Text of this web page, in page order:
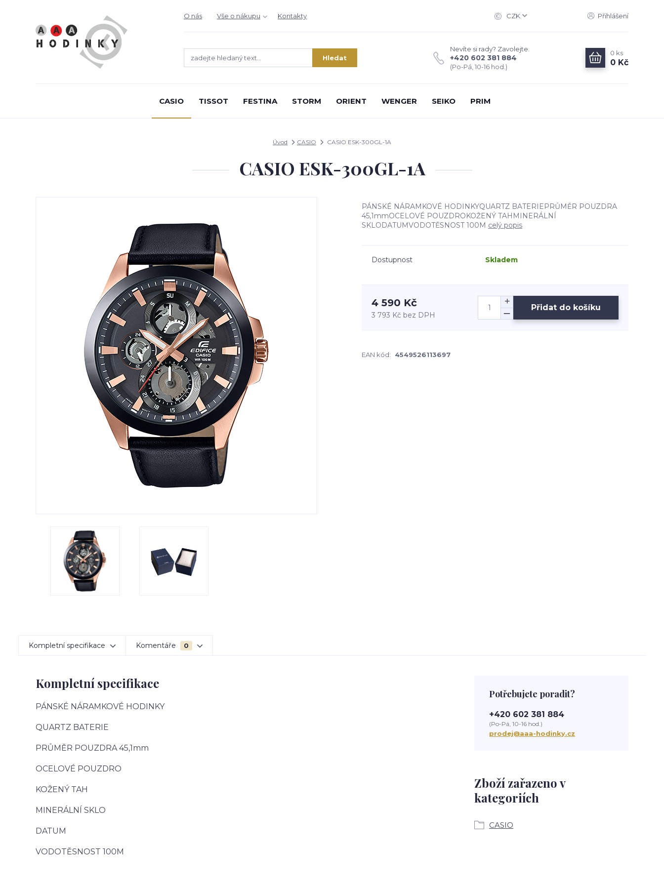
O nás Vše o nákupu Kontakty CZK Přihlášení
Hledat
Nevíte si rady? Zavolejte.
+420 602 381 884
(Po-Pá, 10-16 hod.)
0 ks
0 Kč
CASIO TISSOT FESTINA STORM ORIENT WENGER SEIKO PRIM
Úvod CASIO CASIO ESK-300GL-1A
CASIO ESK-300GL-1A
PÁNSKÉ NÁRAMKOVÉ HODINKYQUARTZ BATERIEPRŮMĚR POUZDRA
45,1mmOCELOVÉ POUZDROKOŽENÝ TAHMINERÁLNÍ
SKLODATUMVODOTĚSNOST 100M celý popis
Dostupnost Skladem
4 590 Kč
3 793 Kč bez DPH
Přidat do košíku
EAN kód: 4549526113697
Kompletní specifikace Komentáře 0
Kompletní specifikace
PÁNSKÉ NÁRAMKOVÉ HODINKY
QUARTZ BATERIE
PRŮMĚR POUZDRA 45,1mm
OCELOVÉ POUZDRO
KOŽENÝ TAH
MINERÁLNÍ SKLO
DATUM
VODOTĚSNOST 100M
Zboží zařazeno v
kategoriích
CASIO
Potřebujete poradit?
+420 602 381 884
(Po-Pá, 10-16 hod.)
prodej@aaa-hodinky.cz